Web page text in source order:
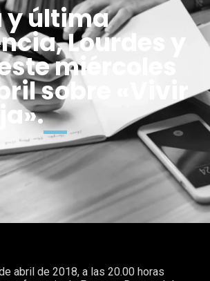
y última
Lourdes y
miércoles
sobre «Vivir
abril de 2018, a las 20.00 horas